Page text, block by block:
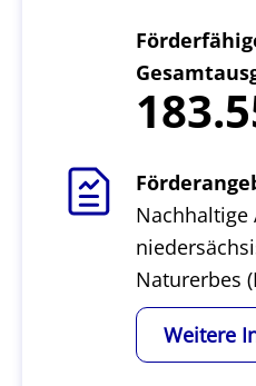
Nachhaltige
Naturerbes
Weitere